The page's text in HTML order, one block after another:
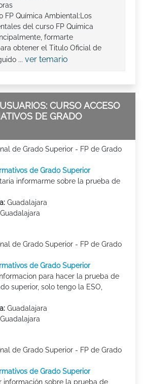
FP Química Ambiental:Los
del curso FP Química
formarte
obtener el Titulo Oficial de
... ver temario
CURSO ACCESO
DE GRADO
de Grado Superior - FP de Grado
de Grado Superior
informarme sobre la prueba de
Guadalajara
Guadalajara
de Grado Superior - FP de Grado
de Grado Superior
para hacer la prueba de
superior, solo tengo la ESO,
Guadalajara
Guadalajara
de Grado Superior - FP de Grado
de Grado Superior
información sobre la prueba de